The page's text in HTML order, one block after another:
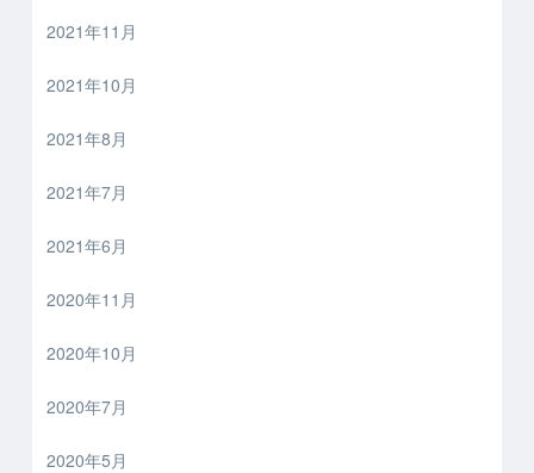
2021年11月
2021年10月
2021年8月
2021年7月
2021年6月
2020年11月
2020年10月
2020年7月
2020年5月